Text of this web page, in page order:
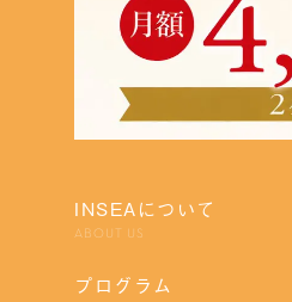
INSEAについて
ABOUT US
プログラム